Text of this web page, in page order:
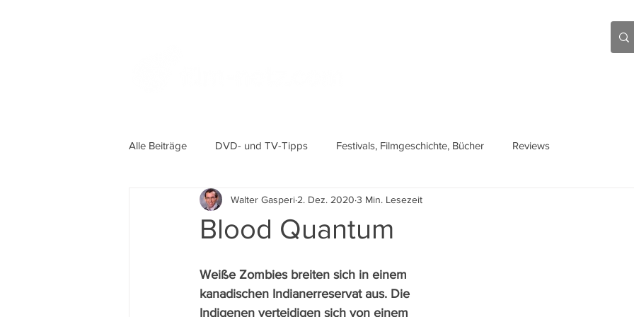
Alle Beiträge DVD- und TV-Tipps Festivals, Filmgeschichte, Bücher Reviews
Blood Quantum
Walter Gasperi 2. Dez. 2020 3 Min. Lesezeit
Weiße Zombies breiten sich in einem
kanadischen Indianerreservat aus. Die
Indigenen verteidigen sich von einem